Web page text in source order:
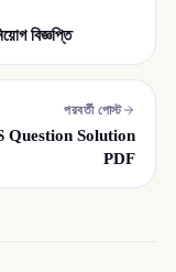
বিজ্ঞপ্তি
পরবর্তী পোস্ট
Question Solution
PDF